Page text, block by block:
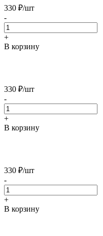
330 ₽/шт
-
+
В корзину
330 ₽/шт
-
+
В корзину
330 ₽/шт
-
+
В корзину